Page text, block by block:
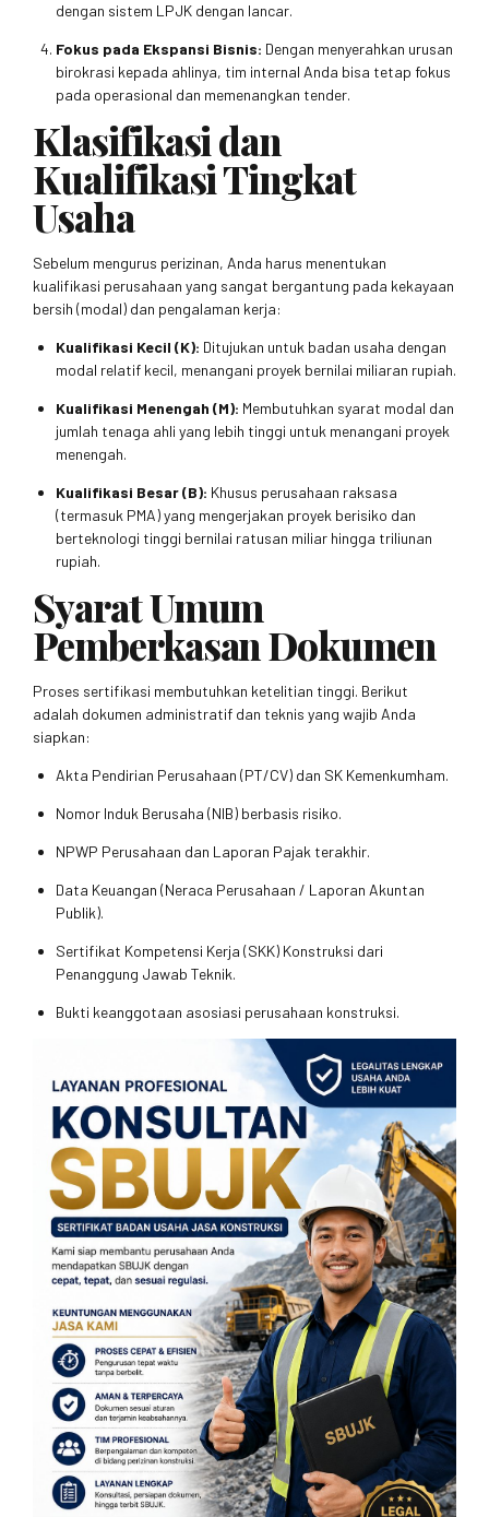
dengan sistem LPJK dengan lancar.
Fokus pada Ekspansi Bisnis: Dengan menyerahkan urusan
birokrasi kepada ahlinya, tim internal Anda bisa tetap fokus
pada operasional dan memenangkan tender.
Klasifikasi dan
Kualifikasi Tingkat
Usaha
Sebelum mengurus perizinan, Anda harus menentukan
kualifikasi perusahaan yang sangat bergantung pada kekayaan
bersih (modal) dan pengalaman kerja:
Kualifikasi Kecil (K): Ditujukan untuk badan usaha dengan
modal relatif kecil, menangani proyek bernilai miliaran rupiah.
Kualifikasi Menengah (M): Membutuhkan syarat modal dan
jumlah tenaga ahli yang lebih tinggi untuk menangani proyek
menengah.
Kualifikasi Besar (B): Khusus perusahaan raksasa
(termasuk PMA) yang mengerjakan proyek berisiko dan
berteknologi tinggi bernilai ratusan miliar hingga triliunan
rupiah.
Syarat Umum
Pemberkasan Dokumen
Proses sertifikasi membutuhkan ketelitian tinggi. Berikut
adalah dokumen administratif dan teknis yang wajib Anda
siapkan:
Akta Pendirian Perusahaan (PT/CV) dan SK Kemenkumham.
Nomor Induk Berusaha (NIB) berbasis risiko.
NPWP Perusahaan dan Laporan Pajak terakhir.
Data Keuangan (Neraca Perusahaan / Laporan Akuntan
Publik).
Sertifikat Kompetensi Kerja (SKK) Konstruksi dari
Penanggung Jawab Teknik.
Bukti keanggotaan asosiasi perusahaan konstruksi.